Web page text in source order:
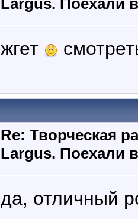
Largus. Поехали
жгет
Re: Творческая
Largus. Поехали
да, отличный